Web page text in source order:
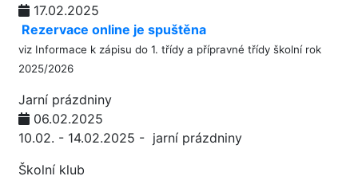
17.02.2025
Rezervace online je spuštěna
viz Informace k zápisu do 1. třídy a přípravné třídy školní rok
2025/2026
Jarní prázdniny
06.02.2025
10.02. - 14.02.2025 - jarní prázdniny
Školní klub